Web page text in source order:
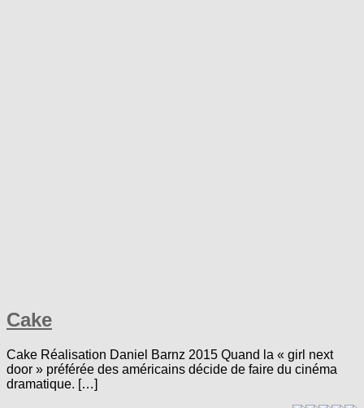
Cake
Cake Réalisation Daniel Barnz 2015 Quand la « girl next
door » préférée des américains décide de faire du cinéma
dramatique. […]